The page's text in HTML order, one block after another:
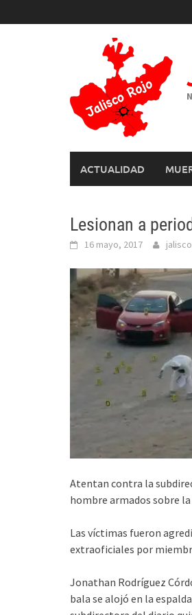
to
ACTUALIDAD
Lesionan a
16 mayo, 2017
Atentan contra la
hombre armados sobre
Las víctimas fueron
extraoficiales por
Jonathan Rodríguez
bala se alojó en la